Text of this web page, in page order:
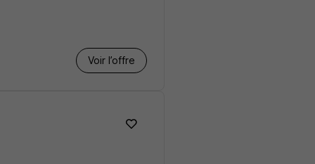
Voir l’offre